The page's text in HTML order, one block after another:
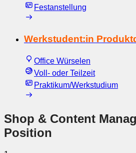
Festanstellung
Werkstudent:in
Office Würselen
Voll- oder Teilzeit
Praktikum/Werkstudium
Shop & Content
Position